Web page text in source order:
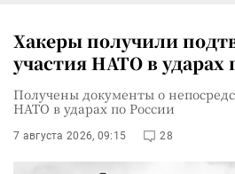
Хакеры получили
участия НАТО в ударах
Получены документы о
НАТО в ударах по России
7 августа 2026, 09:15 28